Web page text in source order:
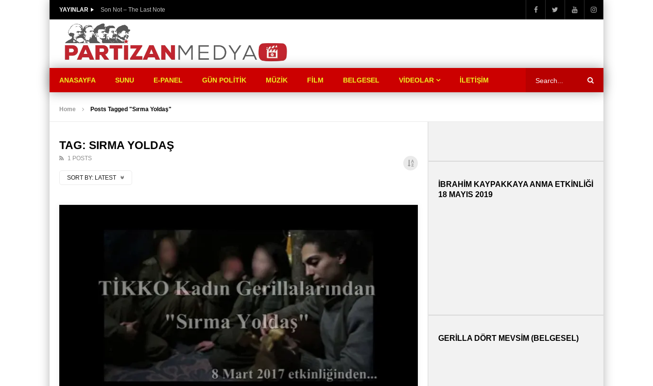
YAYINLAR Son Not – The Last Note
ANASAYFA SUNU E-PANEL GÜN POLITIK MÜZIK FILM BELGESEL VIDEOLAR İLETİŞİM
Home Posts Tagged "Sırma Yoldaş"
TAG: SIRMA YOLDAŞ
1 POSTS
SORT BY: LATEST
İBRAHİM KAYPAKKAYA ANMA ETKİNLİĞİ
18 MAYIS 2019
GERILLA DÖRT MEVSIM (BELGESEL)